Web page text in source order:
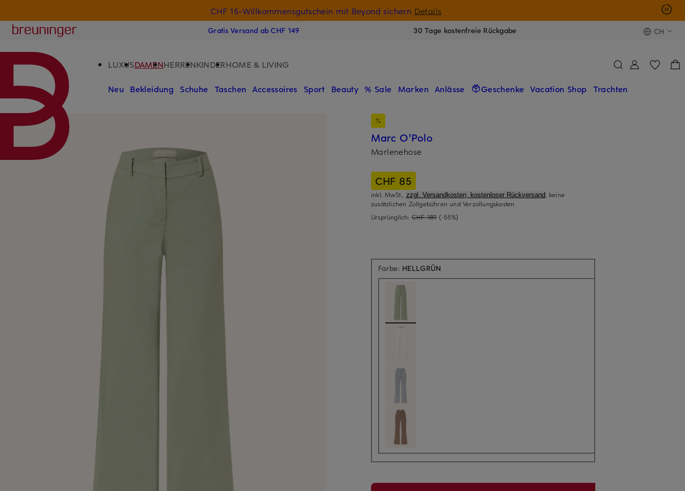
CHF 15-Willkommensgutschein mit Beyond sichern Details
Breuninger
Gratis Versand ab CHF 149 30 Tage kostenfreie Rückgabe CH
LUXUSDAMENHERRENKINDERHOME & LIVING
Neu Bekleidung Schuhe Taschen Accessoires Sport Beauty % Sale Marken Anlässe Geschenke Vacation Shop Trachten
Marc O'Polo
Marlenehose
CHF 85
inkl. MwSt., zzgl. Versandkosten, kostenloser Rückversand, keine
zusätzlichen Zollgebühren und Verzollungskosten
Ursprünglich: CHF 189 (-55%)
Farbe: HELLGRÜN